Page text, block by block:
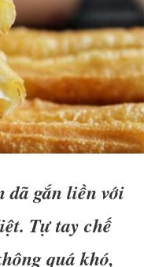
dã gắn liền với
Tự tay chế
quá khó,